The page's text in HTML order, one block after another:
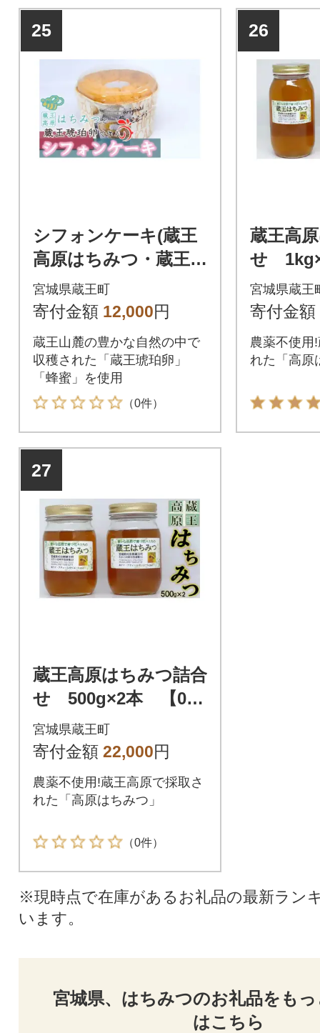
25
シフォンケーキ(蔵王
高原はちみつ・蔵王琥
珀卵使用) 【04301-0
294】
宮城県蔵王町
寄付金額 12,000円
蔵王山麓の豊かな自然の中で
収穫された「蔵王琥珀卵」
「蜂蜜」を使用
（0件）
26
蔵王高
せ
1-0280】
宮城県蔵王
寄付金額
農薬不使用
れた「高原
27
蔵王高原はちみつ詰合
せ 500g×2本 【043
01-0286】
宮城県蔵王町
寄付金額 22,000円
農薬不使用!蔵王高原で採取さ
れた「高原はちみつ」
（0件）
※現時点で在庫があるお礼品の最新ラン
います。
宮城県、はちみつのお礼品をも
はこちら